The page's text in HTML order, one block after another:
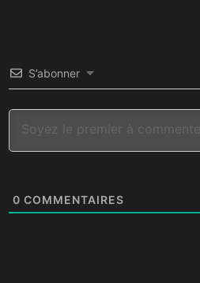
S’abonner
0 COMMENTAIRES